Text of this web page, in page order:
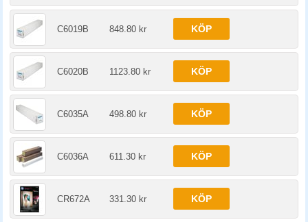
C6019B 848.80 kr KÖP
C6020B 1123.80 kr KÖP
C6035A 498.80 kr KÖP
C6036A 611.30 kr KÖP
CR672A 331.30 kr KÖP